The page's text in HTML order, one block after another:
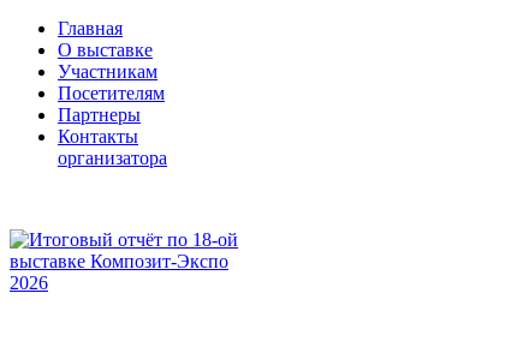
Главная
О выставке
Участникам
Посетителям
Партнеры
Контакты
организатора